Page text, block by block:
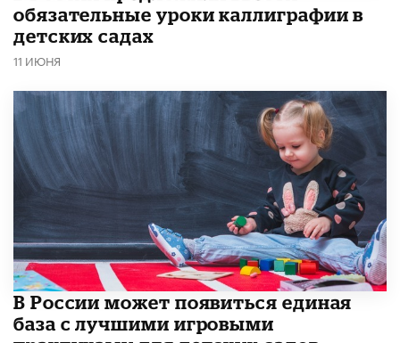
обязательные уроки каллиграфии в
детских садах
11 ИЮНЯ
В России может появиться единая
база с лучшими игровыми